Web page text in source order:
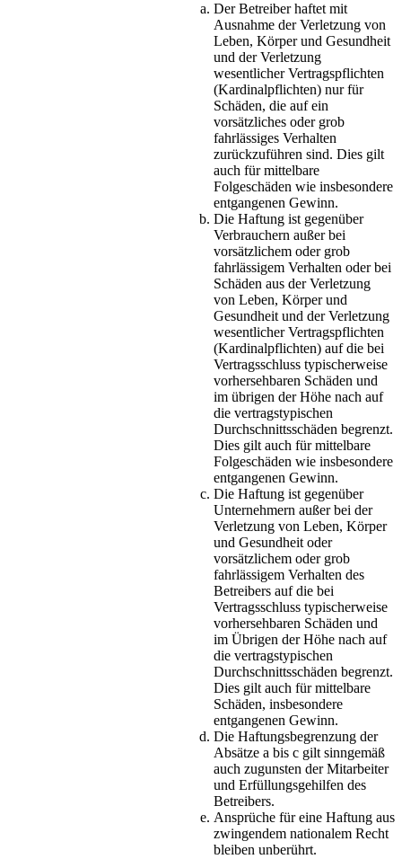
Der Betreiber haftet mit
Ausnahme der Verletzung von
Leben, Körper und Gesundheit
und der Verletzung
wesentlicher Vertragspflichten
(Kardinalpflichten) nur für
Schäden, die auf ein
vorsätzliches oder grob
fahrlässiges Verhalten
zurückzuführen sind. Dies gilt
auch für mittelbare
Folgeschäden wie insbesondere
entgangenen Gewinn.
Die Haftung ist gegenüber
Verbrauchern außer bei
vorsätzlichem oder grob
fahrlässigem Verhalten oder bei
Schäden aus der Verletzung
von Leben, Körper und
Gesundheit und der Verletzung
wesentlicher Vertragspflichten
(Kardinalpflichten) auf die bei
Vertragsschluss typischerweise
vorhersehbaren Schäden und
im übrigen der Höhe nach auf
die vertragstypischen
Durchschnittsschäden begrenzt.
Dies gilt auch für mittelbare
Folgeschäden wie insbesondere
entgangenen Gewinn.
Die Haftung ist gegenüber
Unternehmern außer bei der
Verletzung von Leben, Körper
und Gesundheit oder
vorsätzlichem oder grob
fahrlässigem Verhalten des
Betreibers auf die bei
Vertragsschluss typischerweise
vorhersehbaren Schäden und
im Übrigen der Höhe nach auf
die vertragstypischen
Durchschnittsschäden begrenzt.
Dies gilt auch für mittelbare
Schäden, insbesondere
entgangenen Gewinn.
Die Haftungsbegrenzung der
Absätze a bis c gilt sinngemäß
auch zugunsten der Mitarbeiter
und Erfüllungsgehilfen des
Betreibers.
Ansprüche für eine Haftung aus
zwingendem nationalem Recht
bleiben unberührt.